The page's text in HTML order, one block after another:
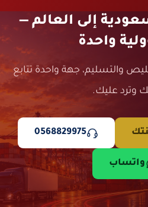
إلى العالم —
واحدة
والتسليم، جهة واحدة تتابع
وترد عليك.
0568829975
واتساب